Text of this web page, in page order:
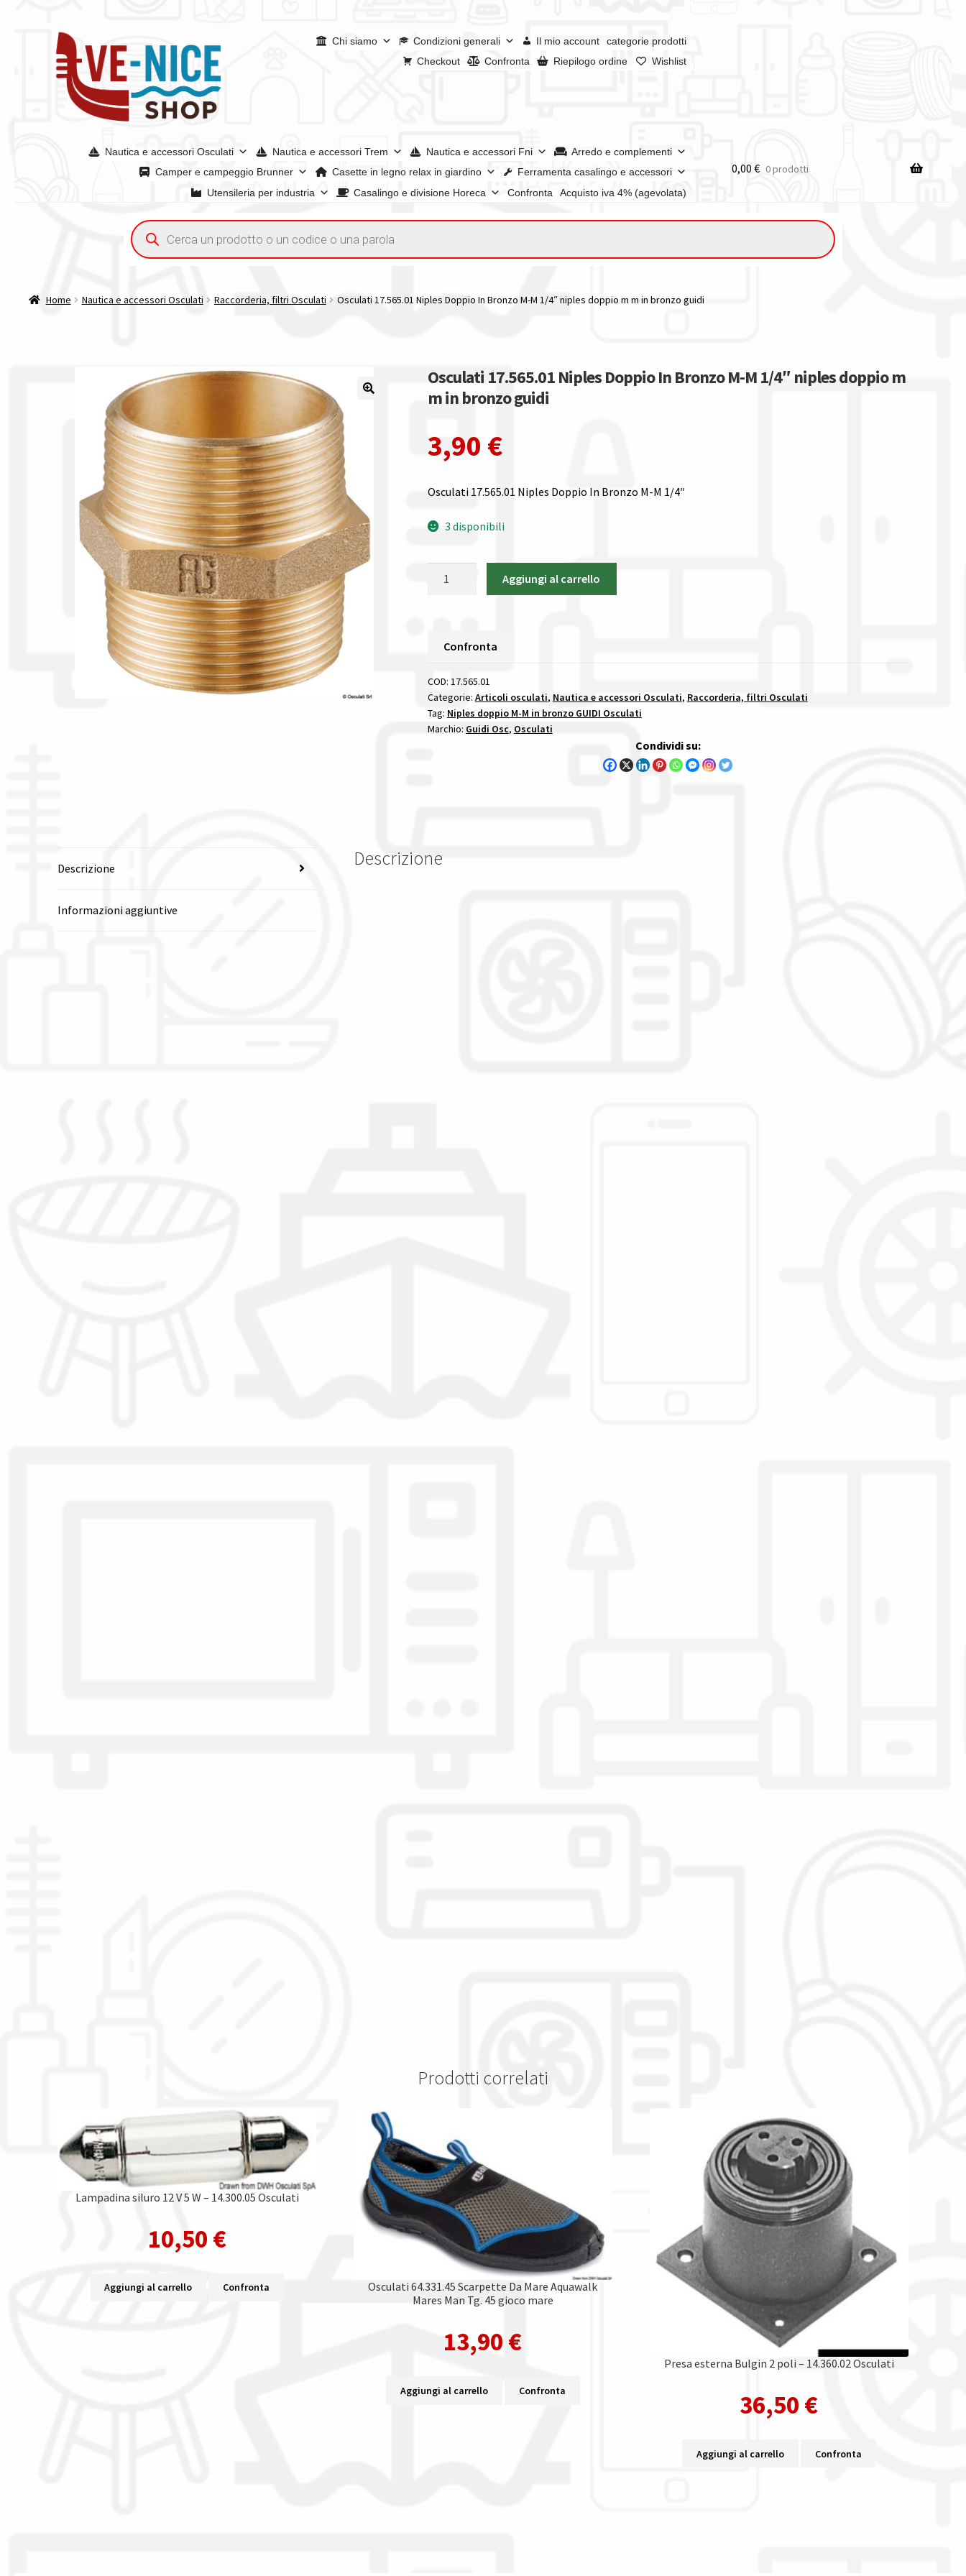
alla
navigazione
contenuto
Chi siamo Condizioni generali Il mio account
categorie prodotti
Checkout
Confronta Riepilogo ordine Wishlist
Nautica e accessori Osculati Nautica e accessori Trem Nautica e accessori Fni
Arredo e complementi
Camper e campeggio Brunner
Casette in legno relax in giardino
Ferramenta casalingo e accessori
Utensileria per industria
Casalingo e divisione Horeca Confronta Acquisto iva 4% (agevolata)
Acquisto iva 4% (agevolata)Chi siamoCondizioni generaliConfrontaConfrontaI nostri negoziRiepilogo ordine
Spedizioni in europaSpedizioni in italiaTutte le categorie dei prodottiWishlistCheckoutIl mio account
0,00 € 0 prodotti
Ricerca
prodotti
Home Nautica e accessori Osculati Raccorderia, filtri Osculati Osculati 17.565.01 Niples Doppio In Bronzo M-M 1/4″ niples doppio m m in bronzo guidi
Osculati 17.565.01 Niples Doppio In Bronzo M-M 1/4″ niples doppio m
m in bronzo guidi
3,90 €
Osculati 17.565.01 Niples Doppio In Bronzo M-M 1/4″
3 disponibili
M-
M
1/4"
niples
quantità
Aggiungi al carrello
Confronta
COD: 17.565.01
Categorie: Articoli osculati, Nautica e accessori Osculati, Raccorderia, filtri Osculati
Tag: Niples doppio M-M in bronzo GUIDI Osculati
Marchio: Guidi Osc, Osculati
Condividi su:
Descrizione
Informazioni aggiuntive
Descrizione
Prodotti correlati
Lampadina siluro 12 V 5 W – 14.300.05 Osculati
10,50 €
Aggiungi al carrello Confronta
Osculati 64.331.45 Scarpette Da Mare Aquawalk
Mares Man Tg. 45 gioco mare
13,90 €
Aggiungi al carrello Confronta
Presa esterna Bulgin 2 poli – 14.360.02 Osculati
36,50 €
Aggiungi al carrello Confronta